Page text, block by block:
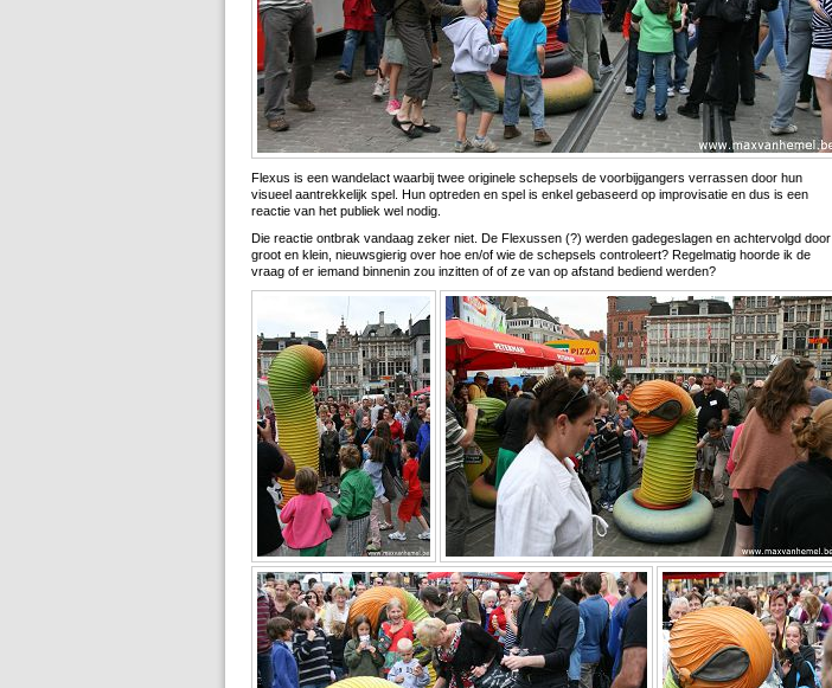
Flexus is een wandelact waarbij twee originele schepsels de voorbijgangers verrassen door hun
visueel aantrekkelijk spel. Hun optreden en spel is enkel gebaseerd op improvisatie en dus is een
reactie van het publiek wel nodig.
Die reactie ontbrak vandaag zeker niet. De Flexussen (?) werden gadegeslagen en achtervolgd door
groot en klein, nieuwsgierig over hoe en/of wie de schepsels controleert? Regelmatig hoorde ik de
vraag of er iemand binnenin zou inzitten of of ze van op afstand bediend werden?